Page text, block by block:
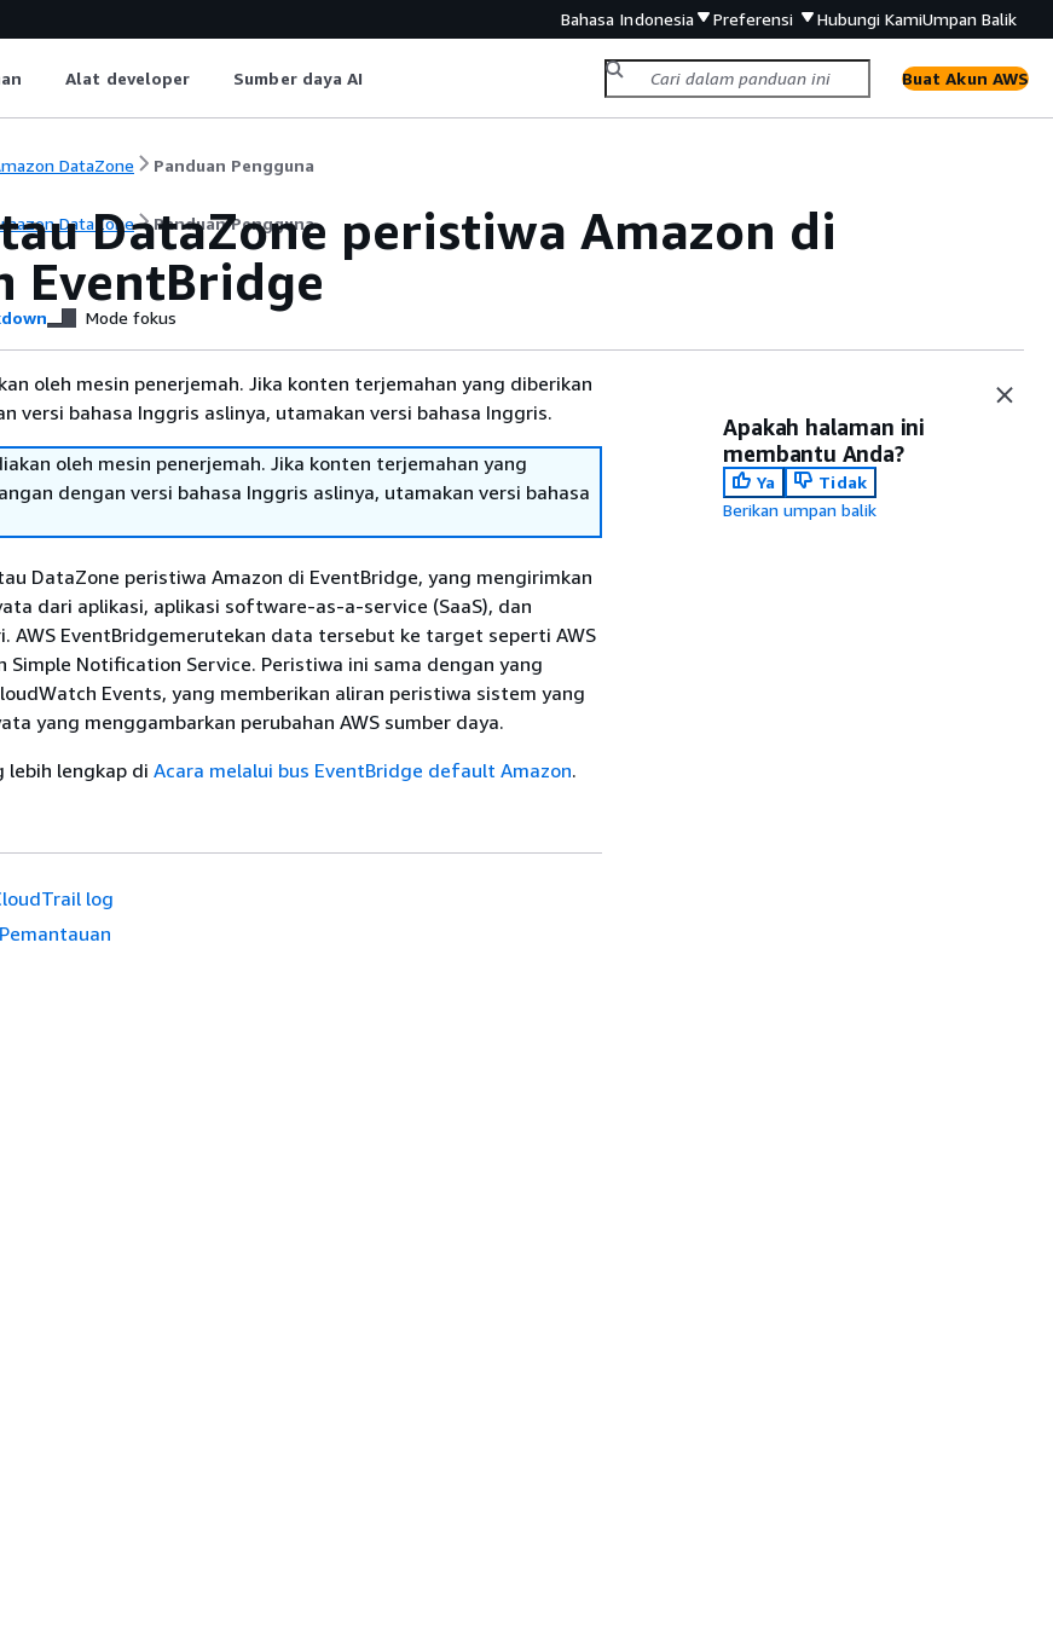
Bahasa Indonesia Preferensi Hubungi KamiUmpan Balik
Alat developer Sumber daya AI Buat Akun AWS
DataZone Panduan Pengguna
DataZone Panduan Pengguna
DataZone peristiwa Amazon di
EventBridge
Mode fokus
oleh mesin penerjemah. Jika konten terjemahan yang diberikan
versi bahasa Inggris aslinya, utamakan versi bahasa Inggris.
oleh mesin penerjemah. Jika konten terjemahan yang
dengan versi bahasa Inggris aslinya, utamakan versi bahasa
DataZone peristiwa Amazon di EventBridge, yang mengirimkan
dari aplikasi, aplikasi software-as-a-service (SaaS), dan
AWS EventBridgemerutekan data tersebut ke target seperti AWS
Simple Notification Service. Peristiwa ini sama dengan yang
Events, yang memberikan aliran peristiwa sistem yang
yang menggambarkan perubahan AWS sumber daya.
lebih lengkap di Acara melalui bus EventBridge default Amazon.
Apakah halaman ini
membantu Anda?
Ya
Tidak
Berikan umpan balik
log
Pemantauan